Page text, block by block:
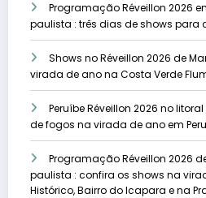
Programação Réveillon 2026
paulista : três dias de shows para
Shows no Réveillon 2026 de
virada de ano na Costa Verde
Peruíbe Réveillon 2026 no
de fogos na virada de ano em
Programação Réveillon 2026
paulista : confira os shows na
Histórico, Bairro do Icapara e na